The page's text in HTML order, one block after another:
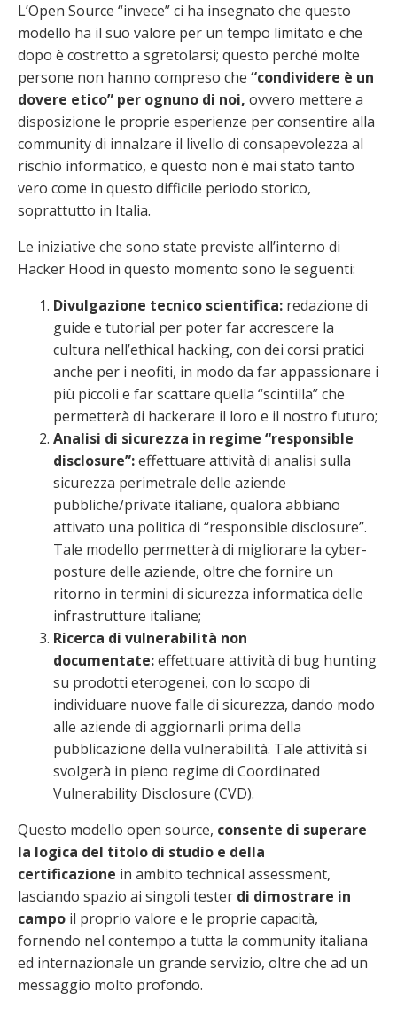
L’Open Source “invece” ci ha insegnato che questo
modello ha il suo valore per un tempo limitato e che
dopo è costretto a sgretolarsi; questo perché molte
persone non hanno compreso che “condividere è un
dovere etico” per ognuno di noi, ovvero mettere a
disposizione le proprie esperienze per consentire alla
community di innalzare il livello di consapevolezza al
rischio informatico, e questo non è mai stato tanto
vero come in questo difficile periodo storico,
soprattutto in Italia.
Le iniziative che sono state previste all’interno di
Hacker Hood in questo momento sono le seguenti:
Divulgazione tecnico scientifica: redazione di
guide e tutorial per poter far accrescere la
cultura nell’ethical hacking, con dei corsi pratici
anche per i neofiti, in modo da far appassionare i
più piccoli e far scattare quella “scintilla” che
permetterà di hackerare il loro e il nostro futuro;
Analisi di sicurezza in regime “responsible
disclosure”:effettuare attività di analisi sulla
sicurezza perimetrale delle aziende
pubbliche/private italiane, qualora abbiano
attivato una politica di “responsible disclosure”.
Tale modello permetterà di migliorare la cyber-
posture delle aziende, oltre che fornire un
ritorno in termini di sicurezza informatica delle
infrastrutture italiane;
Ricerca di vulnerabilità non
documentate:effettuare attività di bug hunting
su prodotti eterogenei, con lo scopo di
individuare nuove falle di sicurezza, dando modo
alle aziende di aggiornarli prima della
pubblicazione della vulnerabilità. Tale attività si
svolgerà in pieno regime di Coordinated
Vulnerability Disclosure (CVD).
Questo modello open source, consente di superare
la logica del titolo di studio e della
certificazione in ambito technical assessment,
lasciando spazio ai singoli tester di dimostrare in
campo il proprio valore e le proprie capacità,
fornendo nel contempo a tutta la community italiana
ed internazionale un grande servizio, oltre che ad un
messaggio molto profondo.